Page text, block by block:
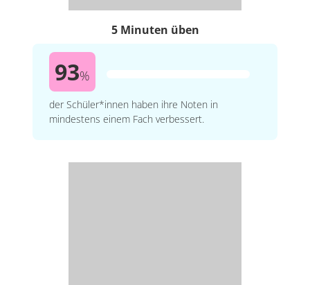
5 Minuten üben
93%
der Schüler*innen haben ihre Noten in
mindestens einem Fach verbessert.